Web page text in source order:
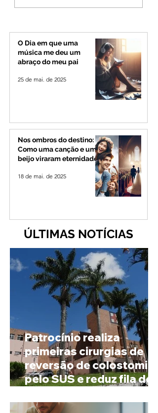
de vento e calor
Alto Paranaíba
O Dia em que uma
música me deu um
abraço do meu pai
25 de mai. de 2025
Nos ombros do destino:
Como uma canção e um
beijo viraram eternidade
18 de mai. de 2025
ÚLTIMAS NOTÍCIAS
Patrocínio realiza
primeiras cirurgias de
reversão de colostomia
pelo SUS e reduz fila de